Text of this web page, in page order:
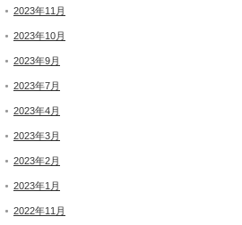
2023年11月
2023年10月
2023年9月
2023年7月
2023年4月
2023年3月
2023年2月
2023年1月
2022年11月